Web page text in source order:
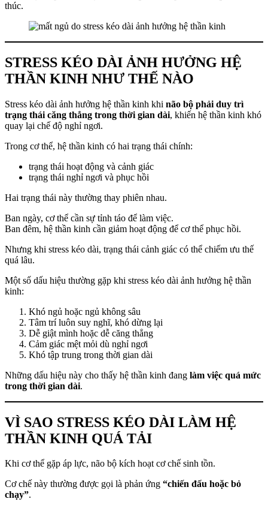
thúc.
STRESS KÉO DÀI ẢNH HƯỞNG HỆ
THẦN KINH NHƯ THẾ NÀO
Stress kéo dài ảnh hưởng hệ thần kinh khi não bộ phải duy trì
trạng thái căng thẳng trong thời gian dài, khiến hệ thần kinh khó
quay lại chế độ nghỉ ngơi.
Trong cơ thể, hệ thần kinh có hai trạng thái chính:
trạng thái hoạt động và cảnh giác
trạng thái nghỉ ngơi và phục hồi
Hai trạng thái này thường thay phiên nhau.
Ban ngày, cơ thể cần sự tỉnh táo để làm việc.
Ban đêm, hệ thần kinh cần giảm hoạt động để cơ thể phục hồi.
Nhưng khi stress kéo dài, trạng thái cảnh giác có thể chiếm ưu thế
quá lâu.
Một số dấu hiệu thường gặp khi stress kéo dài ảnh hưởng hệ thần
kinh:
Khó ngủ hoặc ngủ không sâu
Tâm trí luôn suy nghĩ, khó dừng lại
Dễ giật mình hoặc dễ căng thẳng
Cảm giác mệt mỏi dù nghỉ ngơi
Khó tập trung trong thời gian dài
Những dấu hiệu này cho thấy hệ thần kinh đang làm việc quá mức
trong thời gian dài.
VÌ SAO STRESS KÉO DÀI LÀM HỆ
THẦN KINH QUÁ TẢI
Khi cơ thể gặp áp lực, não bộ kích hoạt cơ chế sinh tồn.
Cơ chế này thường được gọi là phản ứng “chiến đấu hoặc bỏ
chạy”.